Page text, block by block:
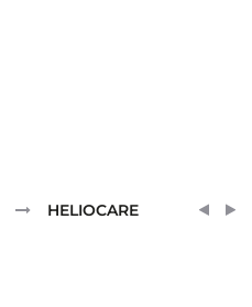
HELIOCARE